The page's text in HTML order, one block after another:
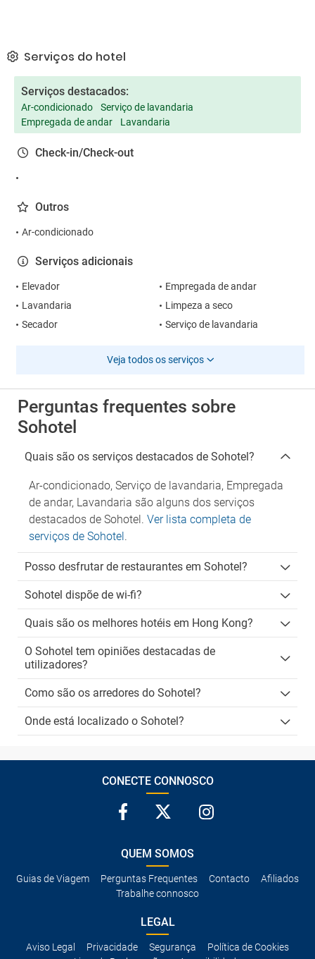
Serviços do hotel
Serviços destacados:
Ar-condicionado
Serviço de lavandaria
Empregada de andar
Lavandaria
Check-in/Check-out
Outros
Ar-condicionado
Serviços adicionais
Elevador
Empregada de andar
Lavandaria
Limpeza a seco
Secador
Serviço de lavandaria
Veja todos os serviços
Perguntas frequentes sobre
Sohotel
Quais são os serviços destacados de Sohotel?
Ar-condicionado, Serviço de lavandaria, Empregada
de andar, Lavandaria são alguns dos serviços
destacados de Sohotel. Ver lista completa de
serviços de Sohotel.
Posso desfrutar de restaurantes em Sohotel?
Sohotel dispõe de wi-fi?
Quais são os melhores hotéis em Hong Kong?
O Sohotel tem opiniões destacadas de
utilizadores?
Como são os arredores do Sohotel?
Onde está localizado o Sohotel?
CONECTE CONNOSCO
QUEM SOMOS
Guias de Viagem Perguntas Frequentes Contacto
Afiliados
Trabalhe connosco
LEGAL
Aviso Legal Privacidade Segurança
Política de Cookies